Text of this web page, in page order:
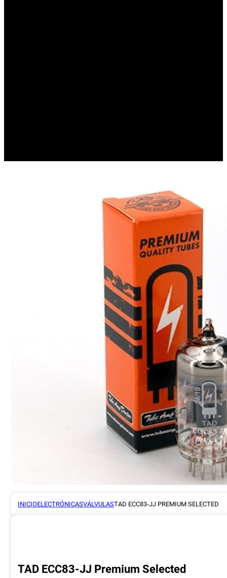
INICIOELECTRÓNICASVÁLVULASTAD ECC83-JJ PREMIUM SELECTED
TAD ECC83-JJ Premium Selected